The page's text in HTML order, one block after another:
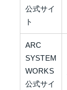
公式サイ
ト
ARC
SYSTEM
WORKS
公式サイ